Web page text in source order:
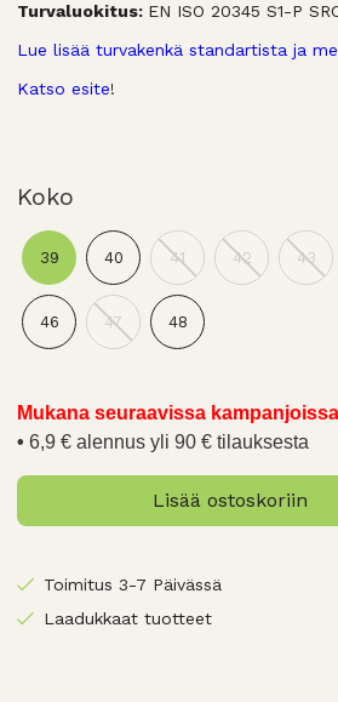
Turvaluokitus: EN ISO 20345 S1-P
Lue lisää turvakenkä standartista ja
Katso esite!
Koko
39 40 41 42 43
46 47 48
Mukana seuraavissa
6,9 € alennus yli 90 € tilauksesta
Lisää ostoskoriin
Toimitus 3-7 Päivässä
Laadukkaat tuotteet